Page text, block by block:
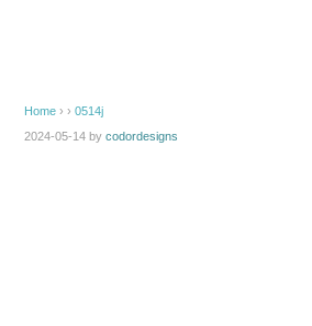
Home › ›0514j
2024-05-14 bycodordesigns